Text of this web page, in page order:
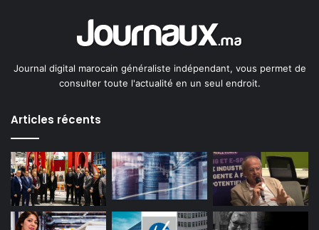
Journal digital marocain généraliste indépendant, vous permet de
consulter toute l'actualité en un seul endroit.
Articles récents